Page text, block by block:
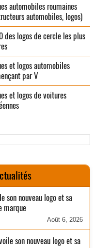
automobiles roumaines
automobiles, logos)
des logos de cercle les plus
et logos automobiles
par V
et logos de voitures
son nouveau logo et sa
marque
Août 6, 2026
son nouveau logo et sa